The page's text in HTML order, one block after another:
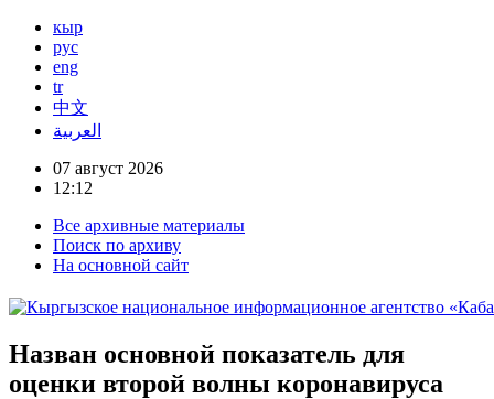
кыр
рус
eng
tr
中文
العربية
07 август 2026
12:12
Все архивные материалы
Поиск по архиву
На основной сайт
Назван основной показатель для
оценки второй волны коронавируса